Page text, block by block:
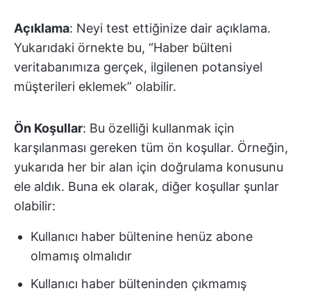
Açıklama: Neyi test ettiğinize dair açıklama.
Yukarıdaki örnekte bu, “Haber bülteni
veritabanımıza gerçek, ilgilenen potansiyel
müşterileri eklemek” olabilir.
Ön Koşullar: Bu özelliği kullanmak için
karşılanması gereken tüm ön koşullar. Örneğin,
yukarıda her bir alan için doğrulama konusunu
ele aldık. Buna ek olarak, diğer koşullar şunlar
olabilir:
Kullanıcı haber bültenine henüz abone
olmamış olmalıdır
Kullanıcı haber bülteninden çıkmamış